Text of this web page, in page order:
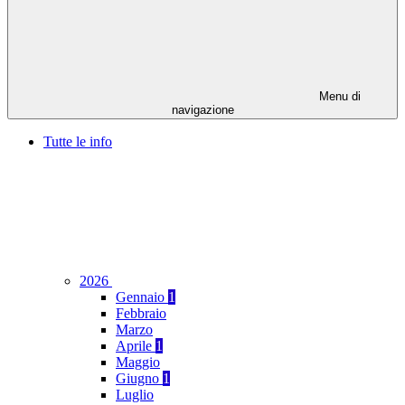
Menu di
navigazione
Tutte le info
2026
Gennaio 1
Febbraio
Marzo
Aprile 1
Maggio
Giugno 1
Luglio